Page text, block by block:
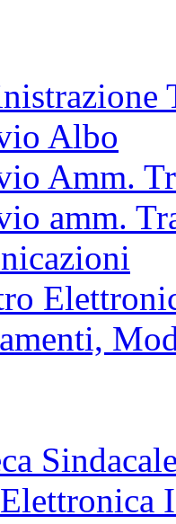
Albo
Amm.
amm.
Sindacale